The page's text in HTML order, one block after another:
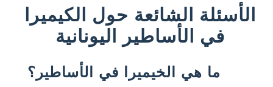
الأسئلة الشائعة حول الكيميرا
في الأساطير اليونانية
ما هي الخيميرا في الأساطير؟